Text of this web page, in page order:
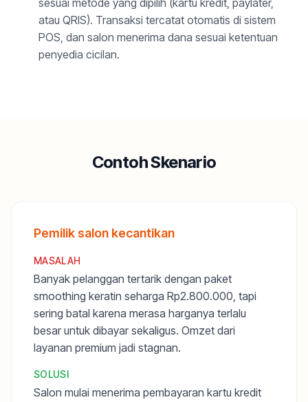
sesuai metode yang dipilih (kartu kredit, paylater,
atau QRIS). Transaksi tercatat otomatis di sistem
POS, dan salon menerima dana sesuai ketentuan
penyedia cicilan.
Contoh Skenario
Pemilik salon kecantikan
MASALAH
Banyak pelanggan tertarik dengan paket
smoothing keratin seharga Rp2.800.000, tapi
sering batal karena merasa harganya terlalu
besar untuk dibayar sekaligus. Omzet dari
layanan premium jadi stagnan.
SOLUSI
Salon mulai menerima pembayaran kartu kredit